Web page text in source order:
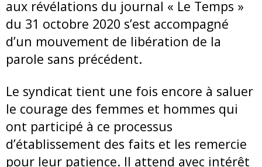
aux révélations du journal « Le Temps »
du 31 octobre 2020 s’est accompagné
d’un mouvement de libération de la
parole sans précédent.
Le syndicat tient une fois encore à saluer
le courage des femmes et hommes qui
ont participé à ce processus
d’établissement des faits et les remercie
pour leur patience. Il attend avec intérêt